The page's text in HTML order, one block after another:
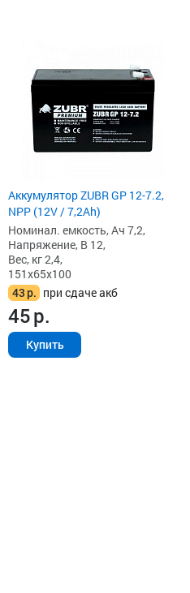
Аккумулятор ZUBR GP 12-7.2,
NPP (12V / 7,2Ah)
Номинал. емкость, Ач 7,2,
Напряжение, В 12,
Вес, кг 2,4,
151x65x100
43р. при сдаче акб
45р.
Купить